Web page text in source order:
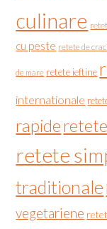
culinare
cu peste retete de
de mare retete ieftine
internationale
rapide
retete
traditionale
vegetariene